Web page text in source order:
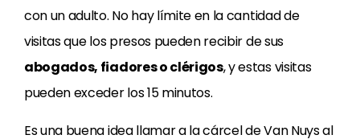
con un adulto. No hay límite en la cantidad de
visitas que los presos pueden recibir de sus
abogados, fiadores o clérigos, y estas visitas
pueden exceder los 15 minutos.
Es una buena idea llamar a la cárcel de Van Nuys al